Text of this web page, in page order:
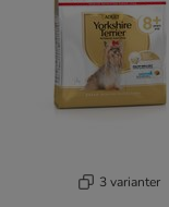
3 varianter